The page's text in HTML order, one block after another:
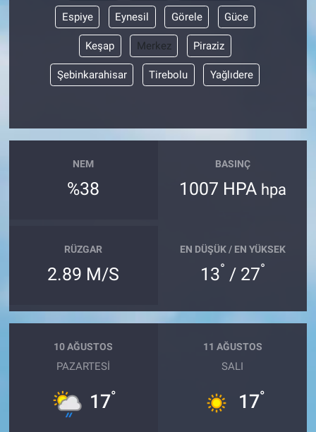
Espiye Eynesil Görele Güce
Keşap Merkez Piraziz
Şebinkarahisar Tirebolu Yağlıdere
NEM
%38
BASINÇ
1007 HPA hpa
RÜZGAR
2.89 M/S
EN DÜŞÜK / EN YÜKSEK
13° / 27°
10 AĞUSTOS
PAZARTESI
17°
11 AĞUSTOS
SALI
17°